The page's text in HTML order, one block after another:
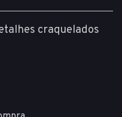
craquelados